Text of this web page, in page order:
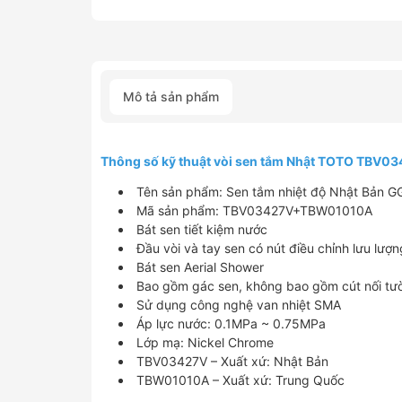
Mô tả sản phẩm
Thông số kỹ thuật vòi sen tắm Nhật TOTO
Tên sản phẩm: Sen tắm nhiệt độ Nhật Bản
​Mã sản phẩm: TBV03427V+TBW01010A
Bát sen tiết kiệm nước
Đầu vòi và tay sen có nút điều chỉnh lưu
Bát sen Aerial Shower
Bao gồm gác sen, không bao gồm cút nối
Sử dụng công nghệ van nhiệt SMA
Áp lực nước: 0.1MPa ~ 0.75MPa
Lớp mạ: Nickel Chrome
TBV03427V – Xuất xứ: Nhật Bản
TBW01010A – Xuất xứ: Trung Quốc